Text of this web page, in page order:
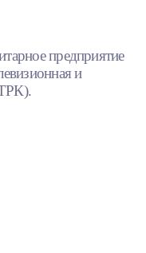
предприятие
и